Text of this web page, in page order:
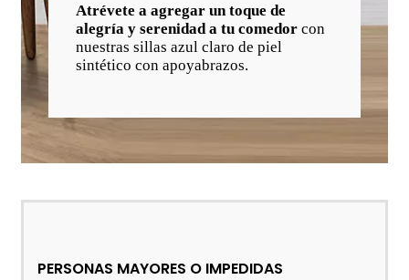
Atrévete a agregar un toque de
alegría y serenidad a tu comedor con
nuestras sillas azul claro de piel
sintético con apoyabrazos.
PERSONAS MAYORES O IMPEDIDAS